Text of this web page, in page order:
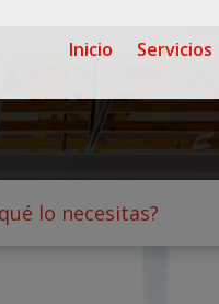
Inicio Servicios
lo necesitas?